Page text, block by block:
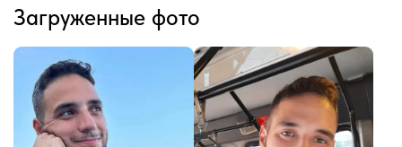
Загруженные фото